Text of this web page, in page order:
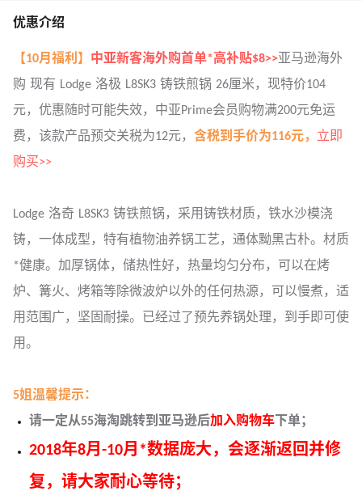
优惠介绍
【10月福利 】 中亚新客海外购首单*高补贴$8>>亚马逊海外
购 现有 Lodge 洛极 L8SK3 铸铁煎锅 26厘米，现特价104
元，优惠随时可能失效，中亚Prime会员购物满200元免运
费，该款产品预交关税为12元， 含税到手价为116元， 立即
购买>>
Lodge 洛奇 L8SK3 铸铁煎锅，采用铸铁材质，铁水沙模浇
铸，一体成型，特有植物油养锅工艺，通体黝黑古朴。材质
*健康。加厚锅体，储热性好，热量均匀分布，可以在烤
炉、篝火、烤箱等除微波炉以外的任何热源，可以慢煮，适
用范围广，坚固耐操。已经过了预先养锅处理，到手即可使
用。
5姐温馨提示：
请一定从55海淘跳转到亚马逊后加入购物车 下单；
2018年8月-10月*数据庞大，会逐渐返回并修
复，请大家耐心等待；